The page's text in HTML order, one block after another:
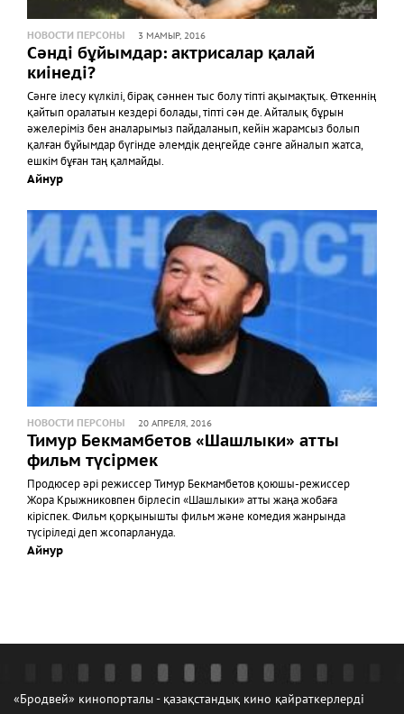
НОВОСТИ ПЕРСОНЫ 3 МАМЫР, 2016
Сәнді бұйымдар: актрисалар қалай
киінеді?
Сәнге ілесу күлкілі, бірақ сәннен тыс болу тіпті ақымақтық. Өткеннің
қайтып оралатын кездері болады, тіпті сән де. Айталық бұрын
әжелеріміз бен аналарымыз пайдаланып, кейін жарамсыз болып
қалған бұйымдар бүгінде әлемдік деңгейде сәнге айналып жатса,
ешкім бұған таң қалмайды.
Айнур
НОВОСТИ ПЕРСОНЫ 20 АПРЕЛЯ, 2016
Тимур Бекмамбетов «Шашлыки» атты
фильм түсірмек
Продюсер әрі режиссер Тимур Бекмамбетов қоюшы-режиссер
Жора Крыжниковпен бірлесіп «Шашлыки» атты жаңа жобаға
кіріспек. Фильм қорқынышты фильм және комедия жанрында
түсіріледі деп жсопарлануда.
Айнур
«Бродвей» кинопорталы - қазақстандық кино қайраткерлерді